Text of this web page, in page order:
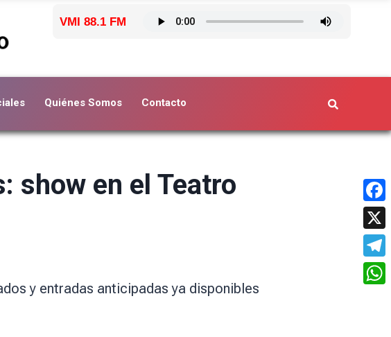
VMI 88.1 FM
Quiénes Somos Contacto
show en el Teatro
y entradas anticipadas ya disponibles
X